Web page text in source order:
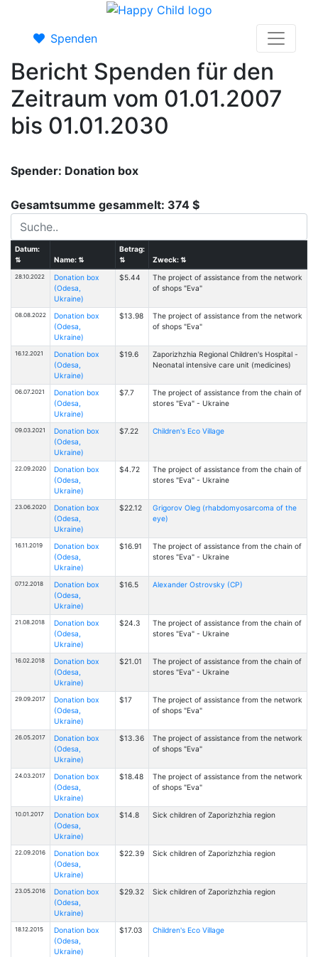
Spenden
Bericht Spenden für den
Zeitraum vom 01.01.2007
bis 01.01.2030
Spender: Donation box
Gesamtsumme gesammelt: 374 $
Datum:
⇅
Name:⇅
Betrag:
⇅
Zweck:⇅
28.10.2022
Donation box
(Odesa,
Ukraine)
$5.44
The project of assistance from the network
of shops "Eva"
08.08.2022
Donation box
(Odesa,
Ukraine)
$13.98
The project of assistance from the network
of shops "Eva"
16.12.2021
Donation box
(Odesa,
Ukraine)
$19.6
Zaporizhzhia Regional Children's Hospital -
Neonatal intensive care unit (medicines)
06.07.2021
Donation box
(Odesa,
Ukraine)
$7.7
The project of assistance from the chain of
stores "Eva" - Ukraine
09.03.2021
Donation box
(Odesa,
Ukraine)
$7.22 Children's Eco Village
22.09.2020
Donation box
(Odesa,
Ukraine)
$4.72
The project of assistance from the chain of
stores "Eva" - Ukraine
23.06.2020
Donation box
(Odesa,
Ukraine)
$22.12
Grigorov Oleg (rhabdomyosarcoma of the
eye)
16.11.2019
Donation box
(Odesa,
Ukraine)
$16.91
The project of assistance from the chain of
stores "Eva" - Ukraine
07.12.2018
Donation box
(Odesa,
Ukraine)
$16.5 Alexander Ostrovsky (CP)
21.08.2018
Donation box
(Odesa,
Ukraine)
$24.3
The project of assistance from the chain of
stores "Eva" - Ukraine
16.02.2018
Donation box
(Odesa,
Ukraine)
$21.01
The project of assistance from the chain of
stores "Eva" - Ukraine
29.09.2017
Donation box
(Odesa,
Ukraine)
$17
The project of assistance from the network
of shops "Eva"
26.05.2017
Donation box
(Odesa,
Ukraine)
$13.36
The project of assistance from the network
of shops "Eva"
24.03.2017
Donation box
(Odesa,
Ukraine)
$18.48
The project of assistance from the network
of shops "Eva"
10.01.2017
Donation box
(Odesa,
Ukraine)
$14.8 Sick children of Zaporizhzhia region
22.09.2016
Donation box
(Odesa,
Ukraine)
$22.39 Sick children of Zaporizhzhia region
23.05.2016
Donation box
(Odesa,
Ukraine)
$29.32 Sick children of Zaporizhzhia region
18.12.2015
Donation box
(Odesa,
Ukraine)
$17.03 Children's Eco Village